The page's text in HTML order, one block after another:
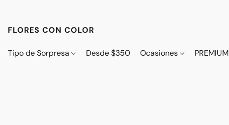
FLORES CON COLOR
Tipo de Sorpresa Desde $350 Ocasiones PREMIUM